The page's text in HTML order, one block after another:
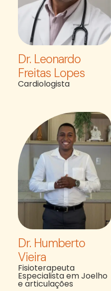
Dr. Leonardo
Freitas Lopes
Cardiologista
Dr. Humberto
Vieira
Fisioterapeuta
Especialista em Joelho
e articulações